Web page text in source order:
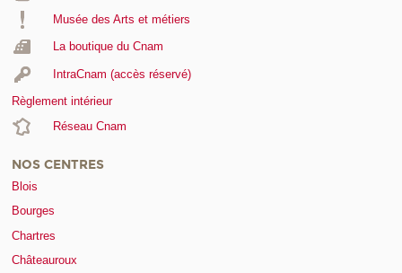
Musée des Arts et métiers
La boutique du Cnam
IntraCnam (accès réservé)
Règlement intérieur
Réseau Cnam
NOS CENTRES
Blois
Bourges
Chartres
Châteauroux